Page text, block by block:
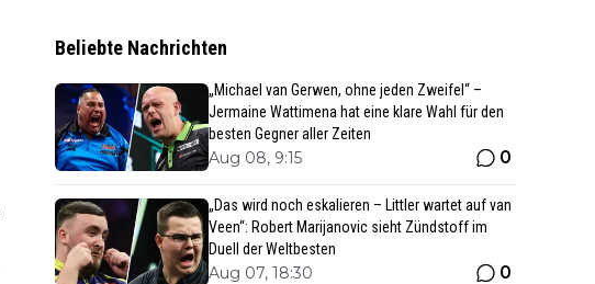
Beliebte Nachrichten
„Michael van Gerwen, ohne jeden Zweifel“ –
Jermaine Wattimena hat eine klare Wahl für den
besten Gegner aller Zeiten
Aug 08, 9:15 0
„Das wird noch eskalieren – Littler wartet auf van
Veen“: Robert Marijanovic sieht Zündstoff im
Duell der Weltbesten
Aug 07, 18:30 0